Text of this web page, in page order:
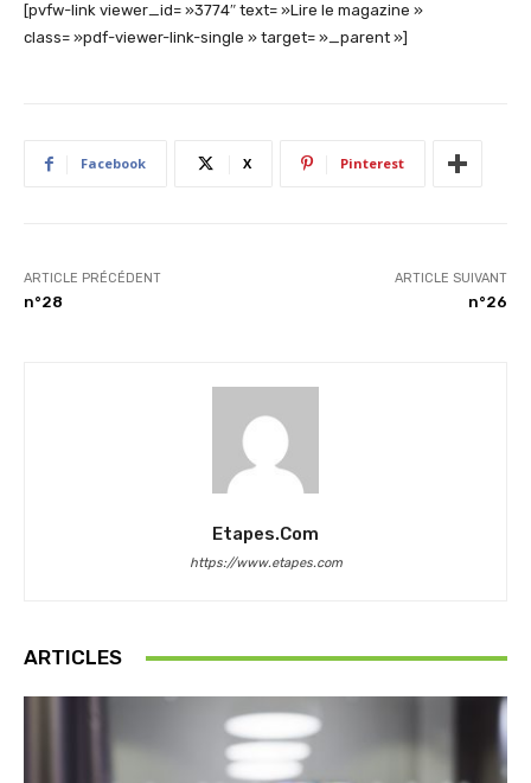
[pvfw-link viewer_id= »3774″ text= »Lire le magazine »
class= »pdf-viewer-link-single » target= »_parent »]
Facebook X Pinterest
ARTICLE PRÉCÉDENT
n°28
ARTICLE SUIVANT
n°26
Etapes.com
https://www.etapes.com
ARTICLES